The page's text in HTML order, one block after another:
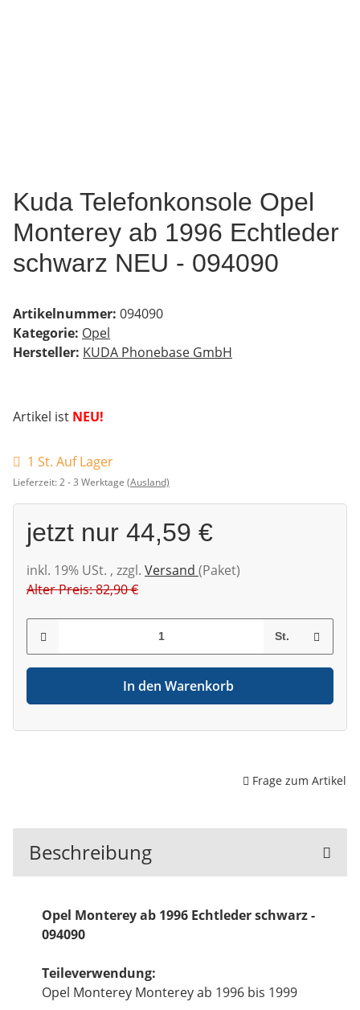
Kuda Telefonkonsole Opel
Monterey ab 1996 Echtleder
schwarz NEU - 094090
Artikelnummer: 094090
Kategorie: Opel
Hersteller: KUDA Phonebase GmbH
Artikel ist NEU!
1 St. Auf Lager
Lieferzeit:2 - 3 Werktage (Ausland)
jetzt nur 44,59 €
inkl. 19% USt. , zzgl. Versand (Paket)
Alter Preis: 82,90 €
St.
In den Warenkorb
Frage zum Artikel
Beschreibung
Opel Monterey ab 1996 Echtleder schwarz -
094090
Teileverwendung:
Opel Monterey Monterey ab 1996 bis 1999